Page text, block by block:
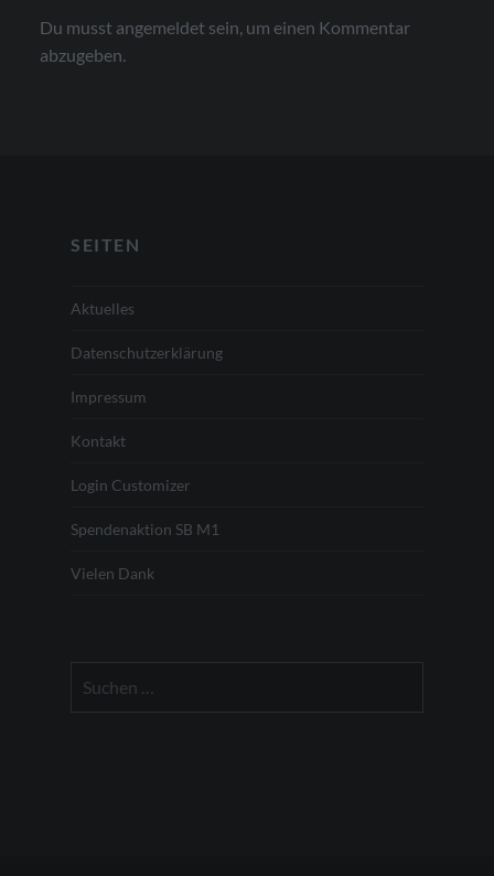
Du musst angemeldet sein, um einen Kommentar
abzugeben.
SEITEN
Aktuelles
Datenschutzerklärung
Impressum
Kontakt
Login Customizer
Spendenaktion SB M1
Vielen Dank
nach: